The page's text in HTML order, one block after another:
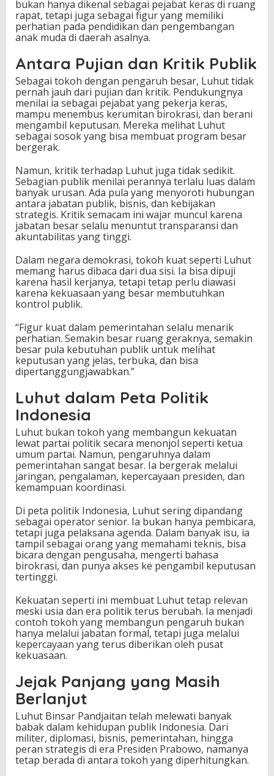
bukan hanya dikenal sebagai pejabat keras di ruang
rapat, tetapi juga sebagai figur yang memiliki
perhatian pada pendidikan dan pengembangan
anak muda di daerah asalnya.
Antara Pujian dan Kritik Publik
Sebagai tokoh dengan pengaruh besar, Luhut tidak
pernah jauh dari pujian dan kritik. Pendukungnya
menilai ia sebagai pejabat yang pekerja keras,
mampu menembus kerumitan birokrasi, dan berani
mengambil keputusan. Mereka melihat Luhut
sebagai sosok yang bisa membuat program besar
bergerak.
Namun, kritik terhadap Luhut juga tidak sedikit.
Sebagian publik menilai perannya terlalu luas dalam
banyak urusan. Ada pula yang menyoroti hubungan
antara jabatan publik, bisnis, dan kebijakan
strategis. Kritik semacam ini wajar muncul karena
jabatan besar selalu menuntut transparansi dan
akuntabilitas yang tinggi.
Dalam negara demokrasi, tokoh kuat seperti Luhut
memang harus dibaca dari dua sisi. Ia bisa dipuji
karena hasil kerjanya, tetapi tetap perlu diawasi
karena kekuasaan yang besar membutuhkan
kontrol publik.
“Figur kuat dalam pemerintahan selalu menarik
perhatian. Semakin besar ruang geraknya, semakin
besar pula kebutuhan publik untuk melihat
keputusan yang jelas, terbuka, dan bisa
dipertanggungjawabkan.”
Luhut dalam Peta Politik
Indonesia
Luhut bukan tokoh yang membangun kekuatan
lewat partai politik secara menonjol seperti ketua
umum partai. Namun, pengaruhnya dalam
pemerintahan sangat besar. Ia bergerak melalui
jaringan, pengalaman, kepercayaan presiden, dan
kemampuan koordinasi.
Di peta politik Indonesia, Luhut sering dipandang
sebagai operator senior. Ia bukan hanya pembicara,
tetapi juga pelaksana agenda. Dalam banyak isu, ia
tampil sebagai orang yang memahami teknis, bisa
bicara dengan pengusaha, mengerti bahasa
birokrasi, dan punya akses ke pengambil keputusan
tertinggi.
Kekuatan seperti ini membuat Luhut tetap relevan
meski usia dan era politik terus berubah. Ia menjadi
contoh tokoh yang membangun pengaruh bukan
hanya melalui jabatan formal, tetapi juga melalui
kepercayaan yang terus diberikan oleh pusat
kekuasaan.
Jejak Panjang yang Masih
Berlanjut
Luhut Binsar Pandjaitan telah melewati banyak
babak dalam kehidupan publik Indonesia. Dari
militer, diplomasi, bisnis, pemerintahan, hingga
peran strategis di era Presiden Prabowo, namanya
tetap berada di antara tokoh yang diperhitungkan.